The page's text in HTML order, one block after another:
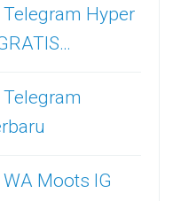
Hyper
Moots IG